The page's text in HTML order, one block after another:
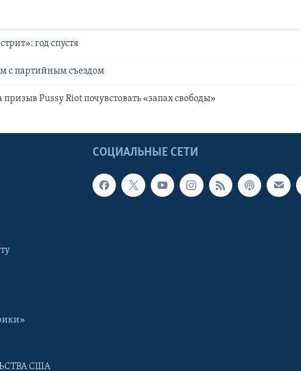
год спустя
с партийным съездом
Pussy Riot почувстовать «запах свободы»
СОЦИАЛЬНЫЕ СЕТИ
США